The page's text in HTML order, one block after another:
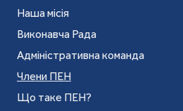
Маринович засновник
Української
головою
Українсько-
журналу "Сучасність" і
Наша місія
Виконавча Рада
Адміністративна команда
Члени ПЕН
Що таке ПЕН?